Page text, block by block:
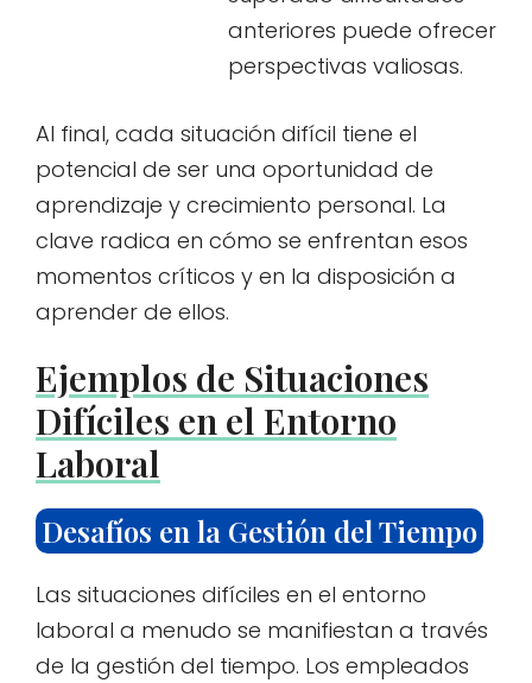
anteriores puede ofrecer
perspectivas valiosas.
Al final, cada situación difícil tiene el
potencial de ser una oportunidad de
aprendizaje y crecimiento personal. La
clave radica en cómo se enfrentan esos
momentos críticos y en la disposición a
aprender de ellos.
Ejemplos de Situaciones
Difíciles en el Entorno
Laboral
Desafíos en la Gestión del Tiempo
Las situaciones difíciles en el entorno
laboral a menudo se manifiestan a través
de la gestión del tiempo. Los empleados